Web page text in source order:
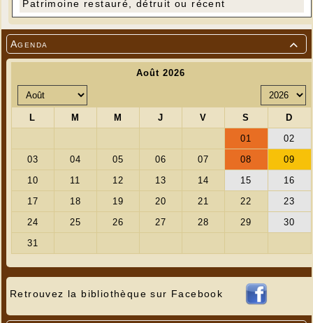

Agenda
Retrouvez la bibliothèque sur Facebook
Patrimoine restauré, détruit ou récent